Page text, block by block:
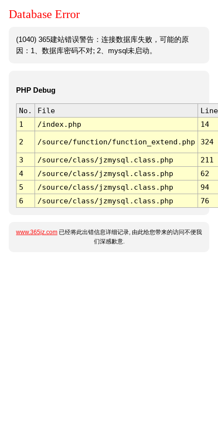
Database Error
(1040) 365建站错误警告：连接数据库失败，可能的原
因：1、数据库密码不对; 2、mysql未启动。
PHP Debug
No. File
Line
1
/index.php 14
2 /source/function/function_extend.php 324
3 /source/class/jzmysql.class.php
211
4
/source/class/jzmysql.class.php
62
5
/source/class/jzmysql.class.php
94
6
/source/class/jzmysql.class.php 76
www.365jz.com 已经将此出错信息详细记录, 由此给您带来的访问不便我
们深感歉意.